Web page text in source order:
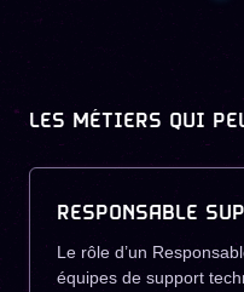
LES MÉTIERS QUI
RESPONSABLE
Le rôle d’un
équipes de support